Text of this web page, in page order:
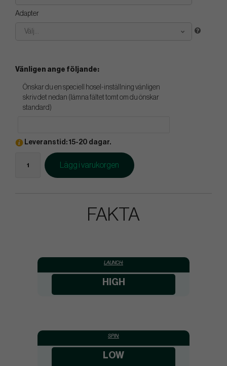
Adapter
Välj...
Vänligen ange följande:
Önskar du en speciell hosel-inställning vänligen
skriv det nedan (lämna fältet tomt om du önskar
standard)
Leveranstid: 15-20 dagar.
Lägg i varukorgen
FAKTA
LAUNCH:
HIGH
SPIN:
LOW